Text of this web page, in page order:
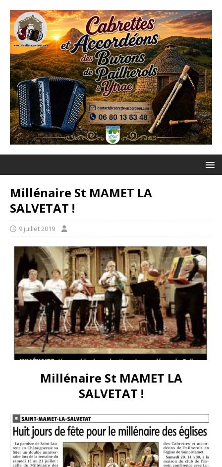
Millénaire St MAMET LA
SALVETAT !
9 juillet 2019
Millénaire St MAMET LA
SALVETAT !